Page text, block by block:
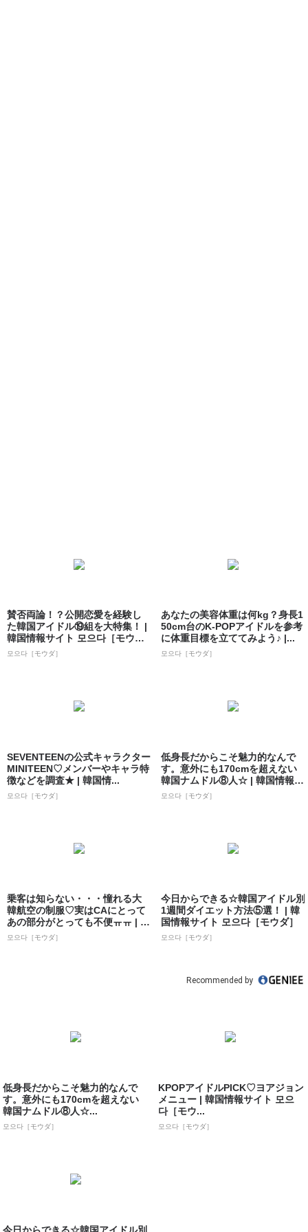
賛否両論！？公開恋愛を経験し
た韓国アイドル⑲組を大特集！ |
韓国情報サイト 모으다［モウ
ダ］
모으다［モウダ］
あなたの美容体重は何kg？身長1
50cm台のK-POPアイドルを参考
に体重目標を立ててみよう♪ |...
모으다［モウダ］
SEVENTEENの公式キャラクター
MINITEEN♡メンバーやキャラ特
徴などを調査★ | 韓国情...
모으다［モウダ］
低身長だからこそ魅力的なんで
す。意外にも170cmを超えない
韓国ナムドル⑧人☆ | 韓国情報サ
イト...
모으다［モウダ］
乗客は知らない・・・憧れる大
韓航空の制服♡実はCAにとって
あの部分がとっても不便ㅠㅠ | 韓
国情報...
모으다［モウダ］
今日からできる☆韓国アイドル別
1週間ダイエット方法⑤選！ | 韓
国情報サイト 모으다［モウダ］
모으다［モウダ］
Recommended by
低身長だからこそ魅力的なんで
す。意外にも170cmを超えない
韓国ナムドル⑧人☆...
모으다［モウダ］
KPOPアイドルPICK♡ヨアジョン
メニュー | 韓国情報サイト 모으
다［モウ...
모으다［モウダ］